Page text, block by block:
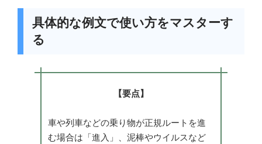
具体的な例文で使い方をマスターす
る
【要点】
車や列車などの乗り物が正規ルートを進
む場合は「進入」、泥棒やウイルスなど